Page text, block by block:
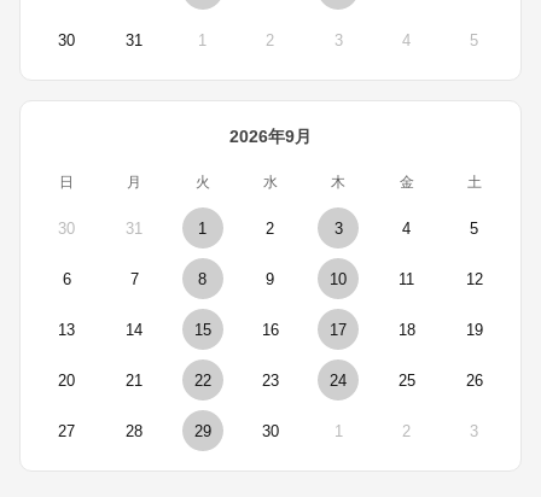
30 31 1 2 3 4 5
2026年9月
日 月 火 水 木 金 土
30 31 1 2 3 4 5
6 7 8 9 10 11 12
13 14 15 16 17 18 19
20 21 22 23 24 25 26
27 28 29 30 1 2 3